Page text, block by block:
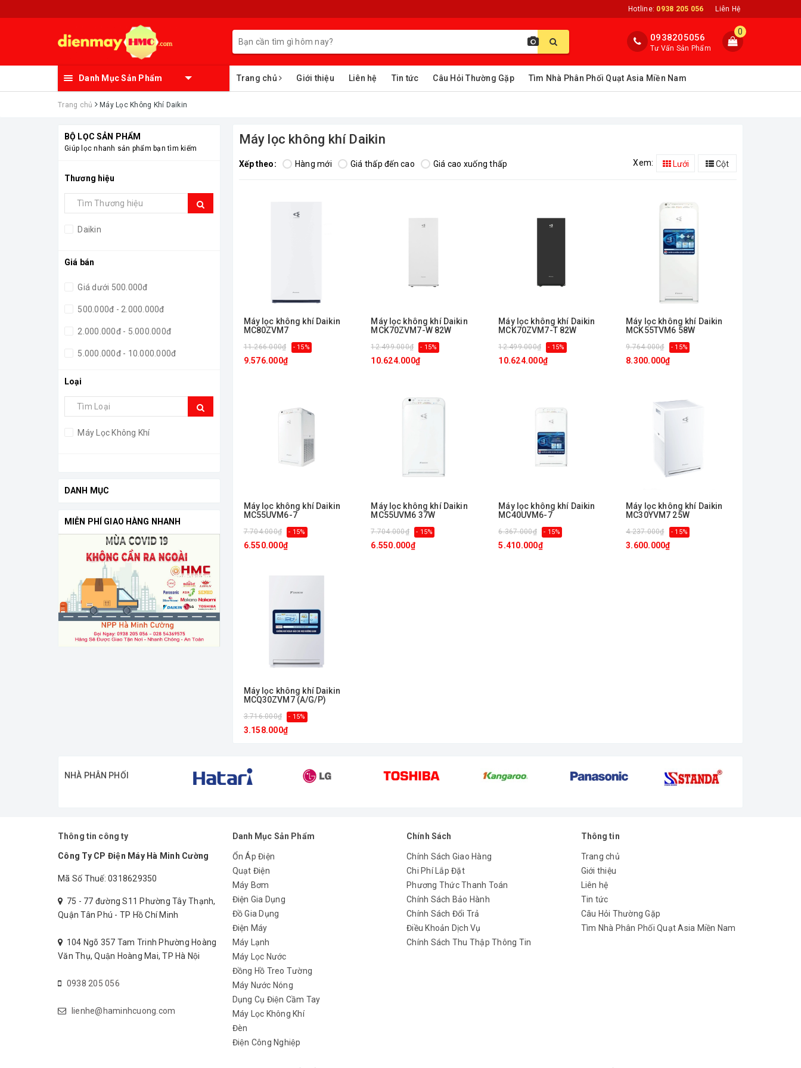
Hotline: 0938 205 056 Liên Hệ
0
0938205056
Tư Vấn Sản Phẩm
Danh Mục Sản Phẩm Trang chủ Giới thiệu Liên hệ Tin tức Câu Hỏi Thường Gặp Tìm Nhà Phân Phối Quạt Asia Miền Nam
Trang chủ Máy Lọc Không Khí Daikin
BỘ LỌC SẢN PHẨM
Giúp lọc nhanh sản phẩm bạn tìm kiếm
Thương hiệu
Daikin
Giá bán
Giá dưới 500.000đ
500.000đ - 2.000.000đ
2.000.000đ - 5.000.000đ
5.000.000đ - 10.000.000đ
Loại
Máy Lọc Không Khí
DANH MỤC
MIỄN PHÍ GIAO HÀNG NHANH
Máy lọc không khí Daikin
Xếp theo: Hàng mới Giá thấp đến cao Giá cao xuống thấp Xem: Lưới Cột
Máy lọc không khí Daikin
MC80ZVM7
11.266.000₫ - 15%
9.576.000₫
Máy lọc không khí Daikin
MCK70ZVM7-W 82W
12.499.000₫ - 15%
10.624.000₫
Máy lọc không khí Daikin
MCK70ZVM7-T 82W
12.499.000₫ - 15%
10.624.000₫
Máy lọc không khí Daikin
MCK55TVM6 58W
9.764.000₫ - 15%
8.300.000₫
Máy lọc không khí Daikin
MC55UVM6-7
7.704.000₫ - 15%
6.550.000₫
Máy lọc không khí Daikin
MC55UVM6 37W
7.704.000₫ - 15%
6.550.000₫
Máy lọc không khí Daikin
MC40UVM6-7
6.367.000₫ - 15%
5.410.000₫
Máy lọc không khí Daikin
MC30YVM7 25W
4.237.000₫ - 15%
3.600.000₫
Máy lọc không khí Daikin
MCQ30ZVM7 (A/G/P)
3.716.000₫ - 15%
3.158.000₫
NHÀ PHÂN PHỐI
Thông tin công ty
Công Ty CP Điện Máy Hà Minh Cường
Mã Số Thuế: 0318629350
75 - 77 đường S11 Phường Tây Thạnh,
Quận Tân Phú - TP Hồ Chí Minh
104 Ngõ 357 Tam Trinh Phường Hoàng
Văn Thụ, Quận Hoàng Mai, TP Hà Nội
0938 205 056
lienhe@haminhcuong.com
Danh Mục Sản Phẩm
Ổn Áp Điện
Quạt Điện
Máy Bơm
Điện Gia Dụng
Đồ Gia Dụng
Điện Máy
Máy Lạnh
Máy Lọc Nước
Đồng Hồ Treo Tường
Máy Nước Nóng
Dụng Cụ Điện Cầm Tay
Máy Lọc Không Khí
Đèn
Điện Công Nghiệp
Chính Sách
Chính Sách Giao Hàng
Chi Phí Lắp Đặt
Phương Thức Thanh Toán
Chính Sách Bảo Hành
Chính Sách Đổi Trả
Điều Khoản Dịch Vụ
Chính Sách Thu Thập Thông Tin
Thông tin
Trang chủ
Giới thiệu
Liên hệ
Tin tức
Câu Hỏi Thường Gặp
Tìm Nhà Phân Phối Quạt Asia Miền Nam